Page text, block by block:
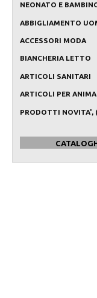
NEONATO E
ABBIGLIAMENTO
ACCESSORI MODA
BIANCHERIA LETTO
ARTICOLI SANITARI
ARTICOLI PER
PRODOTTI NOVITA',